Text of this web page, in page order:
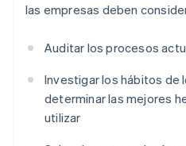
las empresas deben
Auditar los procesos
Investigar los hábitos de
determinar las mejores
utilizar